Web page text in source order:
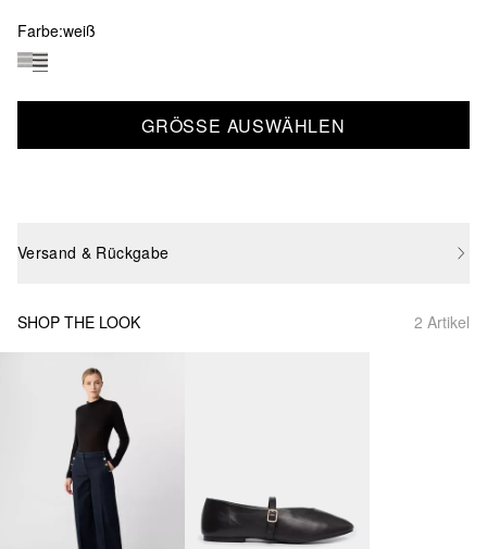
Farbe:weiß
GRÖSSE AUSWÄHLEN
Versand & Rückgabe
SHOP THE LOOK 2 Artikel